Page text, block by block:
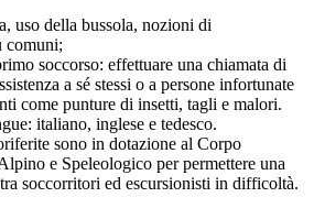
uso della bussola, nozioni di
comuni;
soccorso: effettuare una chiamata di
a sé stessi o a persone infortunate
come punture di insetti, tagli e malori.
italiano, inglese e tedesco.
sono in dotazione al Corpo
e Speleologico per permettere una
soccorritori ed escursionisti in difficoltà.